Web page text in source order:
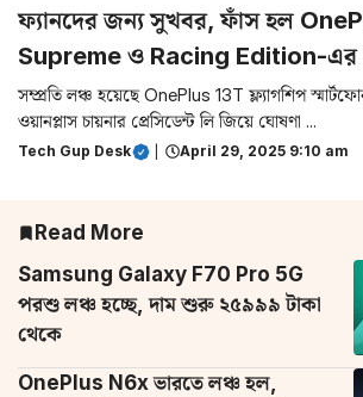
ফ্যানদের জন্য সুখবর, ফাঁস হল
Supreme ও Racing Edition-এর
সম্প্রতি লঞ্চ হয়েছে OnePlus 13T ফ্ল্যাগশিপ
ওয়ানপ্লাস চায়নার প্রেসিডেন্ট লি জিয়ে ঘোষণা ...
Tech Gup Desk April 29, 2025 9:10 am
Read More
Samsung Galaxy F70 Pro 5G
পরশু লঞ্চ হচ্ছে, দাম শুরু ২৫৯৯৯ টাকা
থেকে
OnePlus N6x ভারতে লঞ্চ হল,